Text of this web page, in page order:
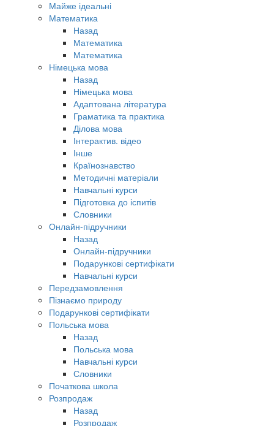
Майже ідеальні
Математика
Назад
Математика
Математика
Німецька мова
Назад
Німецька мова
Адаптована література
Граматика та практика
Ділова мова
Інтерактив. відео
Інше
Країнознавство
Методичні матеріали
Навчальні курси
Підготовка до іспитів
Словники
Онлайн-підручники
Назад
Онлайн-підручники
Подарункові сертифікати
Навчальні курси
Передзамовлення
Пізнаємо природу
Подарункові сертифікати
Польська мова
Назад
Польська мова
Навчальні курси
Словники
Початкова школа
Розпродаж
Назад
Розпродаж